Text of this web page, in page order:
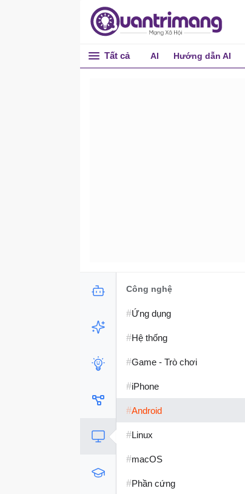
Tất cả AI Hướng dẫn AI
Công nghệ
#Ứng dụng
#Hệ thống
#Game - Trò chơi
#iPhone
#Android
#Linux
#macOS
#Phần cứng